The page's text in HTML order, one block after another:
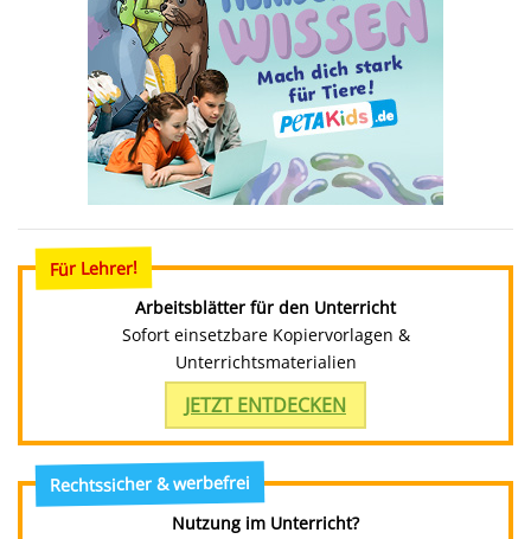
Für Lehrer!
Arbeitsblätter für den Unterricht
Sofort einsetzbare Kopiervorlagen &
Unterrichtsmaterialien
JETZT ENTDECKEN
Rechtssicher & werbefrei
Nutzung im Unterricht?